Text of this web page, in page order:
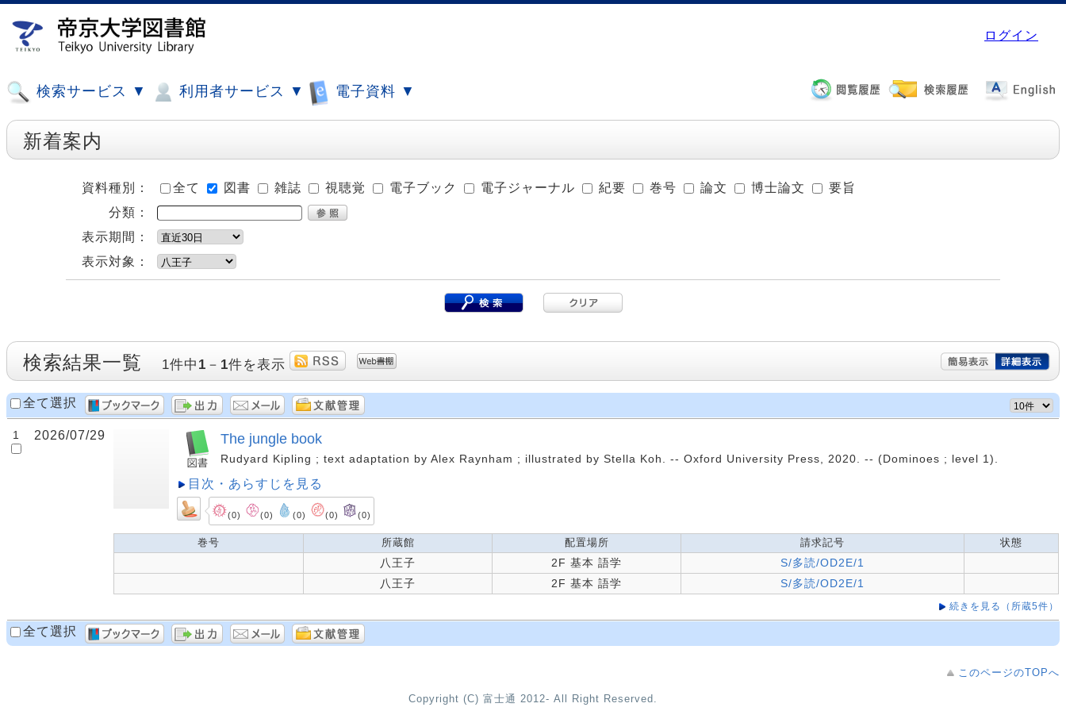
ログイン
検索サービス ▼ 利用者サービス ▼ 電子資料 ▼
新着案内
資料種別： 全て 図書 雑誌 視聴覚 電子ブック 電子ジャーナル 紀要 巻号 論文 博士論文
要旨
分類：
表示期間：
表示対象：
検索結果一覧 1件中 1 － 1件を表示
全て選択
1 2026/07/29 The jungle book
Rudyard Kipling ; text adaptation by Alex Raynham ; illustrated by Stella Koh. -- Oxford University Press, 2020. -- (Dominoes ; level 1).
目次・あらすじを見る
(0) (0) (0) (0) (0)
巻号 所蔵館 配置場所 請求記号 状態
八王子 2F 基本 語学
S/多読/OD2E/1
八王子
2F 基本 語学 S/多読/OD2E/1
続きを見る（所蔵5件）
全て選択
このページのTOPへ
Copyright (C) 富士通 2012- All Right Reserved.